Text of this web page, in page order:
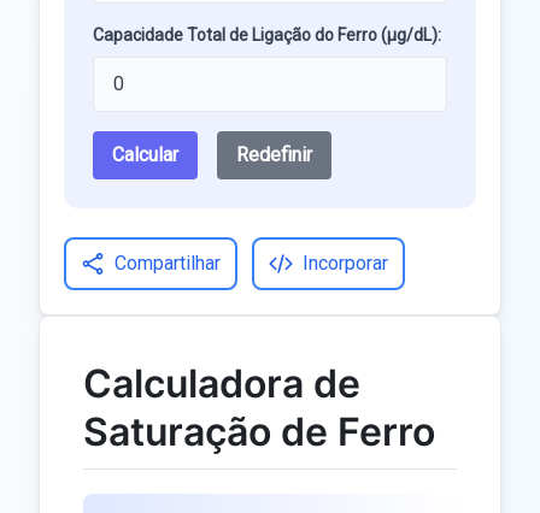
Capacidade Total de Ligação do Ferro (µg/dL):
Calcular Redefinir
Compartilhar Incorporar
Calculadora de
Saturação de Ferro